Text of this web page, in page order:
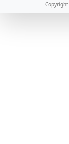
Copyright